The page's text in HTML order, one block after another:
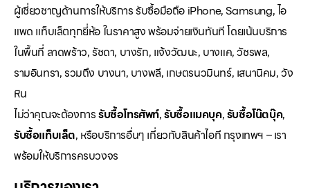
ผู้เชี่ยวชาญด้านการให้บริการ รับซื้อมือถือ iPhone, Samsung, ไอ
แพด แท็บเล็ตทุกยี่ห้อ ในราคาสูง พร้อมจ่ายเงินทันที โดยเน้นบริการ
ในพื้นที่ ลาดพร้าว, รัชดา, บางรัก, แจ้งวัฒนะ, บางแค, วัชรพล,
รามอินทรา, รวมถึง บางนา, บางพลี, เกษตรนวมินทร์, เสนานิคม, วัง
หิน
ไม่ว่าคุณจะต้องการรับซื้อโทรศัพท์,รับซื้อแมคบุค,รับซื้อโน๊ตบุ๊ค,
รับซื้อแท็บเล็ต, หรือบริการอื่นๆ เกี่ยวกับสินค้าไอที กรุงเทพฯ – เรา
พร้อมให้บริการครบวงจร